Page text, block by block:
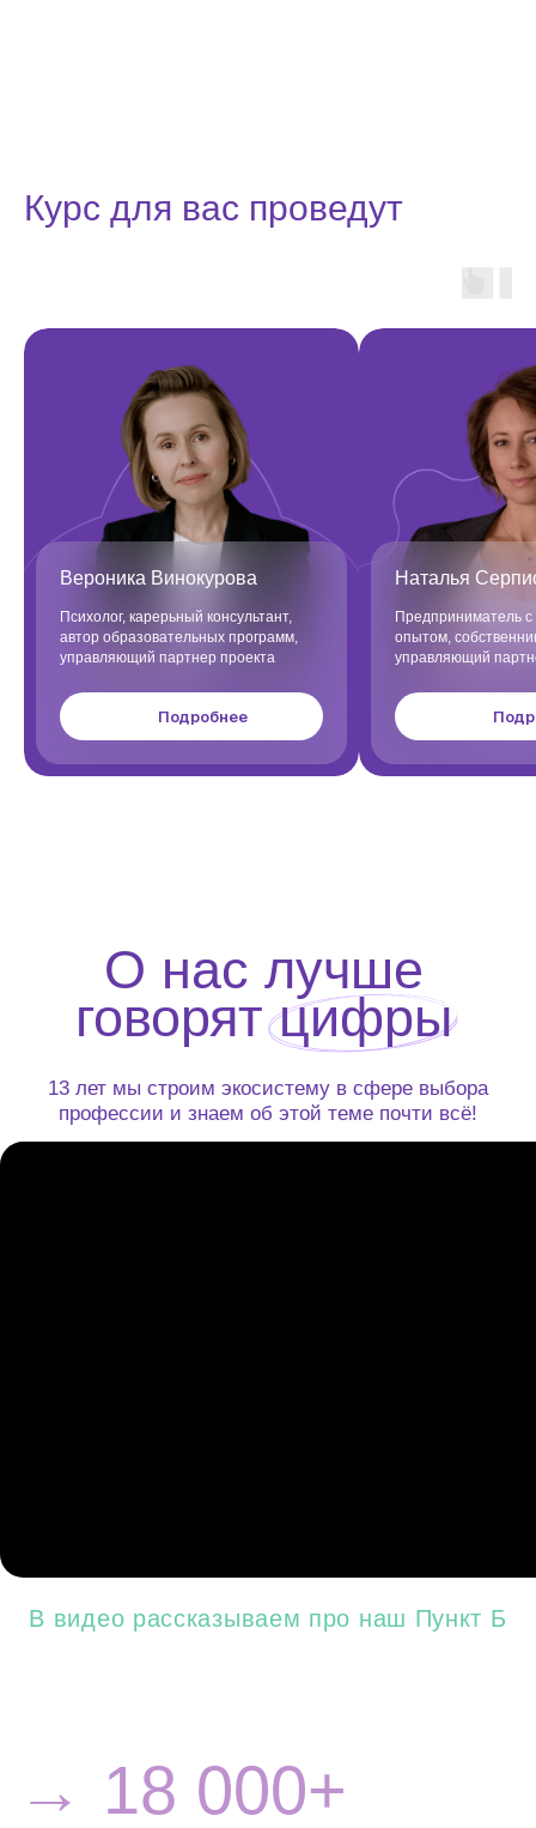
Курс для вас проведут
Вероника Винокурова
Психолог, карерьный консультант,
автор образовательных программ,
управляющий партнер проекта
Подробнее
Наталья
Предприниматель
опытом,
управляющий